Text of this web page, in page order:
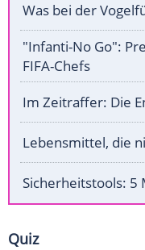
Was bei der
"Infanti-No Go":
FIFA-Chefs
Im Zeitraffer: Die
Lebensmittel, die
Sicherheitstools: 5
Quiz